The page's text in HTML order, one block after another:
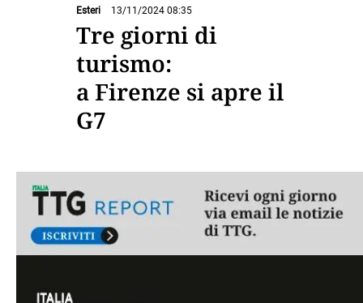
Esteri 13/11/2024 08:35
Tre giorni di
turismo:
a Firenze si apre il
G7